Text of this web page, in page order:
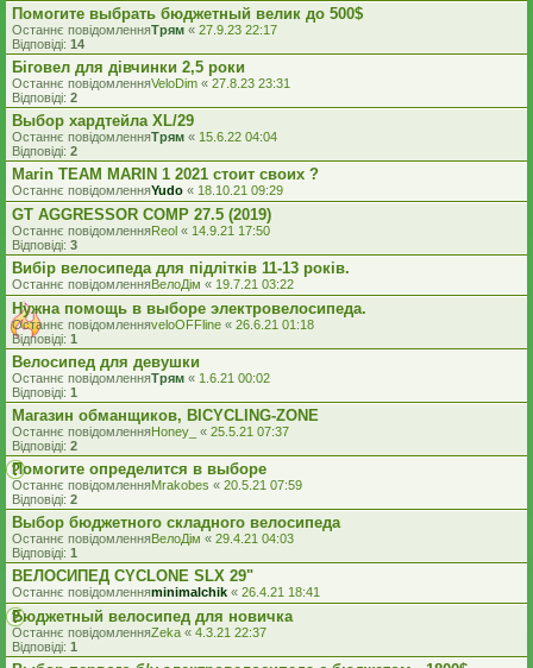
Помогите выбрать бюджетный велик до 500$
Останнє повідомленняТрям « 27.9.23 22:17
Відповіді: 14
Біговел для дівчинки 2,5 роки
Останнє повідомленняVeloDim « 27.8.23 23:31
Відповіді: 2
Выбор хардтейла XL/29
Останнє повідомленняТрям « 15.6.22 04:04
Відповіді: 2
Marin TEAM MARIN 1 2021 стоит своих ?
Останнє повідомленняYudo « 18.10.21 09:29
GT AGGRESSOR COMP 27.5 (2019)
Останнє повідомленняReol « 14.9.21 17:50
Відповіді: 3
Вибір велосипеда для підлітків 11-13 років.
Останнє повідомленняВелоДім « 19.7.21 03:22
Нужна помощь в выборе электровелосипеда.
Останнє повідомленняveloOFFline « 26.6.21 01:18
Відповіді: 1
Велосипед для девушки
Останнє повідомленняТрям « 1.6.21 00:02
Відповіді: 1
Магазин обманщиков, BICYCLING-ZONE
Останнє повідомленняHoney_ « 25.5.21 07:37
Відповіді: 2
Помогите определится в выборе
Останнє повідомленняMrakobes « 20.5.21 07:59
Відповіді: 2
Выбор бюджетного складного велосипеда
Останнє повідомленняВелоДім « 29.4.21 04:03
Відповіді: 1
ВЕЛОСИПЕД CYCLONE SLX 29"
Останнє повідомленняminimalchik « 26.4.21 18:41
Бюджетный велосипед для новичка
Останнє повідомленняZeka « 4.3.21 22:37
Відповіді: 1